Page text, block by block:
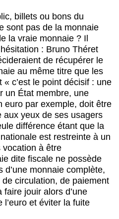
billets ou bons du
sont pas de la monnaie
la vraie monnaie ? Il
: Bruno Théret
de récupérer le
au même titre que les
c’est le point décisif : une
un État membre, une
euro par exemple, doit être
aux yeux de ses usagers
différence étant que la
est restreinte à un
vocation à être
dite fiscale ne possède
monnaie complète,
circulation, de paiement
faire jouir alors d’une
et éviter la fuite